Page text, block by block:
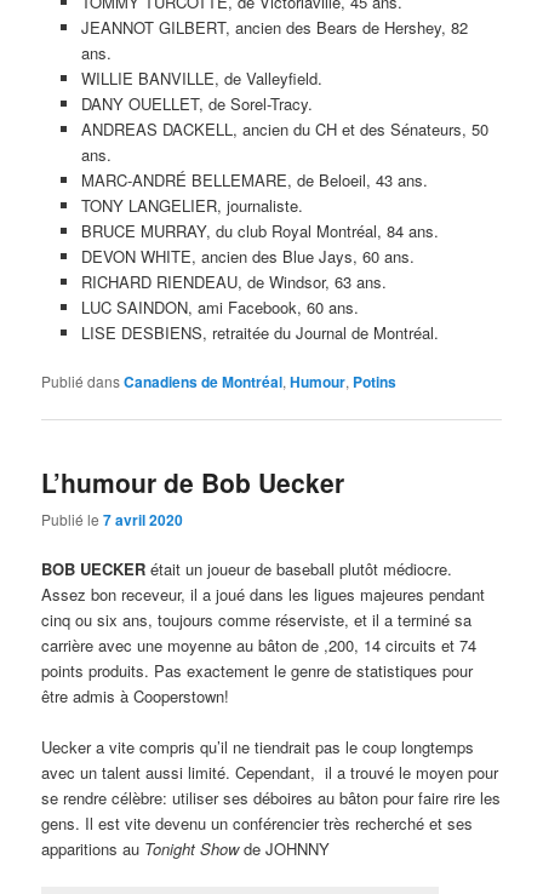
JEANNOT GILBERT, ancien des Bears de Hershey, 82
ans.
WILLIE BANVILLE, de Valleyfield.
DANY OUELLET, de Sorel-Tracy.
ANDREAS DACKELL, ancien du CH et des Sénateurs, 50
ans.
MARC-ANDRÉ BELLEMARE, de Beloeil, 43 ans.
TONY LANGELIER, journaliste.
BRUCE MURRAY, du club Royal Montréal, 84 ans.
DEVON WHITE, ancien des Blue Jays, 60 ans.
RICHARD RIENDEAU, de Windsor, 63 ans.
LUC SAINDON, ami Facebook, 60 ans.
LISE DESBIENS, retraitée du Journal de Montréal.
Publié dansCanadiens de Montréal,Humour, Potins
L’humour de Bob Uecker
Publié le7 avril 2020
BOB UECKER était un joueur de baseball plutôt médiocre.
Assez bon receveur, il a joué dans les ligues majeures pendant
cinq ou six ans, toujours comme réserviste, et il a terminé sa
carrière avec une moyenne au bâton de ,200, 14 circuits et 74
points produits. Pas exactement le genre de statistiques pour
être admis à Cooperstown!
Uecker a vite compris qu’il ne tiendrait pas le coup longtemps
avec un talent aussi limité. Cependant, il a trouvé le moyen pour
se rendre célèbre: utiliser ses déboires au bâton pour faire rire les
gens. Il est vite devenu un conférencier très recherché et ses
apparitions au Tonight Showde JOHNNY